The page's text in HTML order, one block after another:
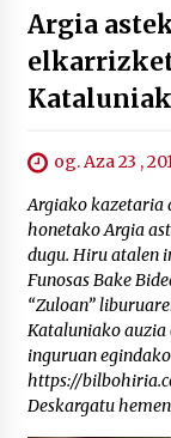
Argia
og. Aza 23 ,
Argiako kazetaria
honetako Argia
dugu. Hiru atalen
Funosas Bake
“Zuloan”
Kataluniako
inguruan
https://
Deskargatu